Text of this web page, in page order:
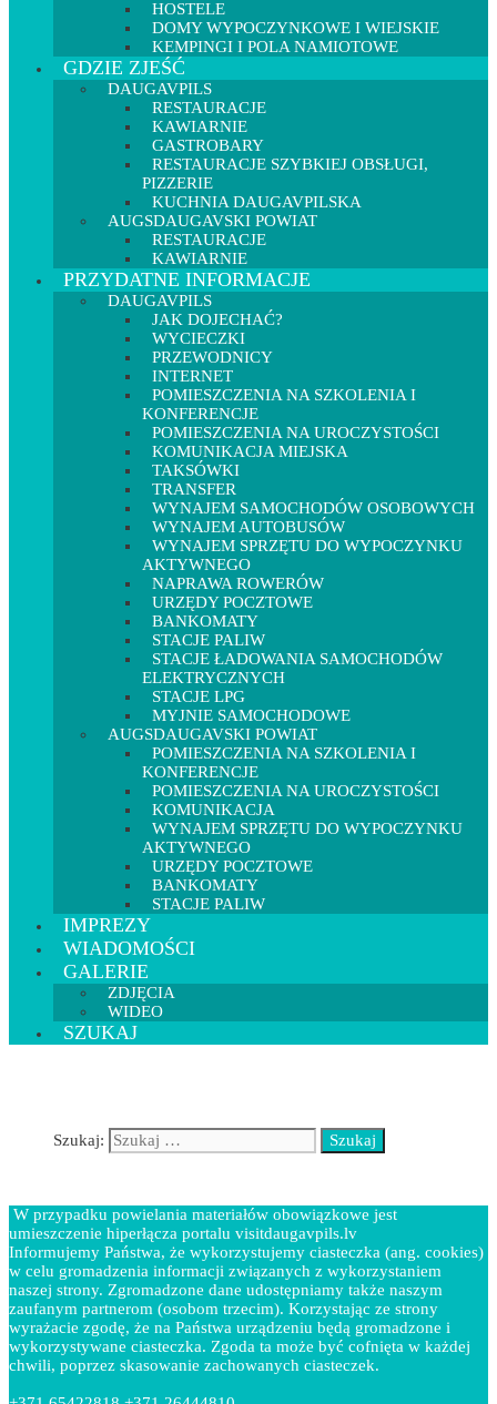
HOSTELE
DOMY WYPOCZYNKOWE I WIEJSKIE
KEMPINGI I POLA NAMIOTOWE
GDZIE ZJEŚĆ
DAUGAVPILS
RESTAURACJE
KAWIARNIE
GASTROBARY
RESTAURACJE SZYBKIEJ OBSŁUGI,
PIZZERIE
KUCHNIA DAUGAVPILSKA
AUGSDAUGAVSKI POWIAT
RESTAURACJE
KAWIARNIE
PRZYDATNE INFORMACJE
DAUGAVPILS
JAK DOJECHAĆ?
WYCIECZKI
PRZEWODNICY
INTERNET
POMIESZCZENIA NA SZKOLENIA I
KONFERENCJE
POMIESZCZENIA NA UROCZYSTOŚCI
KOMUNIKACJA MIEJSKA
TAKSÓWKI
TRANSFER
WYNAJEM SAMOCHODÓW OSOBOWYCH
WYNAJEM AUTOBUSÓW
WYNAJEM SPRZĘTU DO WYPOCZYNKU
AKTYWNEGO
NAPRAWA ROWERÓW
URZĘDY POCZTOWE
BANKOMATY
STACJE PALIW
STACJE ŁADOWANIA SAMOCHODÓW
ELEKTRYCZNYCH
STACJE LPG
MYJNIE SAMOCHODOWE
AUGSDAUGAVSKI POWIAT
POMIESZCZENIA NA SZKOLENIA I
KONFERENCJE
POMIESZCZENIA NA UROCZYSTOŚCI
KOMUNIKACJA
WYNAJEM SPRZĘTU DO WYPOCZYNKU
AKTYWNEGO
URZĘDY POCZTOWE
BANKOMATY
STACJE PALIW
IMPREZY
WIADOMOŚCI
GALERIE
ZDJĘCIA
WIDEO
SZUKAJ
Szukaj:
W przypadku powielania materiałów obowiązkowe jest
umieszczenie hiperłącza portalu visitdaugavpils.lv
Informujemy Państwa, że wykorzystujemy ciasteczka (ang. cookies)
w celu gromadzenia informacji związanych z wykorzystaniem
naszej strony. Zgromadzone dane udostępniamy także naszym
zaufanym partnerom (osobom trzecim). Korzystając ze strony
wyrażacie zgodę, że na Państwa urządzeniu będą gromadzone i
wykorzystywane ciasteczka. Zgoda ta może być cofnięta w każdej
chwili, poprzez skasowanie zachowanych ciasteczek.